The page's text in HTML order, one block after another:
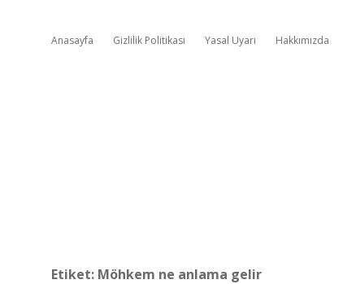
Anasayfa Gizlilik Politikası Yasal Uyarı Hakkımızda
Etiket: Möhkem ne anlama gelir